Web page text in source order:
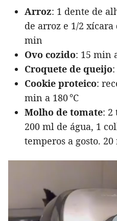
Arroz: 1 dente de
de arroz e 1/2 xícara
min
Ovo cozido: 15 min
Croquete de queijo
Cookie proteico:
min a 180 °C
Molho de tomate: 2
200 ml de água, 1
temperos a gosto. 20